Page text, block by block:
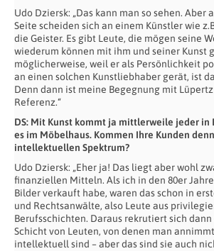
Udo Dziersk: „Das kann man so sehen. Aber
Seite scheiden sich an einem Künstler wie
die Geister. Es gibt Leute, die mögen seine
wiederum können mit ihm und seiner Kunst
möglicherweise, weil er als Persönlichkeit
an einen solchen Kunstliebhaber gerät, ist
Denn dann ist meine Begegnung mit
Referenz.“
DS: Mit Kunst kommt ja mittlerweile jeder in
es im Möbelhaus. Kommen Ihre Kunden
intellektuellen Spektrum?
Udo Dziersk: „Eher ja! Das liegt aber wohl
finanziellen Mitteln. Als ich in den 80er
Bilder verkauft habe, waren das schon in
und Rechtsanwälte, also Leute aus
Berufsschichten. Daraus rekrutiert sich
Schicht von Leuten, von denen man
intellektuell sind – aber das sind sie auch